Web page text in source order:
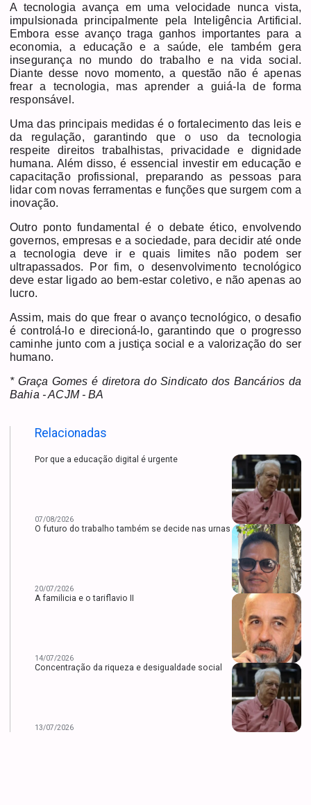
A tecnologia avança em uma velocidade nunca vista,
impulsionada principalmente pela Inteligência Artificial.
Embora esse avanço traga ganhos importantes para a
economia, a educação e a saúde, ele também gera
insegurança no mundo do trabalho e na vida social.
Diante desse novo momento, a questão não é apenas
frear a tecnologia, mas aprender a guiá-la de forma
responsável.
Uma das principais medidas é o fortalecimento das leis e
da regulação, garantindo que o uso da tecnologia
respeite direitos trabalhistas, privacidade e dignidade
humana. Além disso, é essencial investir em educação e
capacitação profissional, preparando as pessoas para
lidar com novas ferramentas e funções que surgem com a
inovação.
Outro ponto fundamental é o debate ético, envolvendo
governos, empresas e a sociedade, para decidir até onde
a tecnologia deve ir e quais limites não podem ser
ultrapassados. Por fim, o desenvolvimento tecnológico
deve estar ligado ao bem-estar coletivo, e não apenas ao
lucro.
Assim, mais do que frear o avanço tecnológico, o desafio
é controlá-lo e direcioná-lo, garantindo que o progresso
caminhe junto com a justiça social e a valorização do ser
humano.
* Graça Gomes é diretora do Sindicato dos Bancários da
Bahia - ACJM - BA
Relacionadas
Por que a educação digital é urgente
07/08/2026
O futuro do trabalho também se decide nas urnas
20/07/2026
A familicia e o tariflavio II
14/07/2026
Concentração da riqueza e desigualdade social
13/07/2026